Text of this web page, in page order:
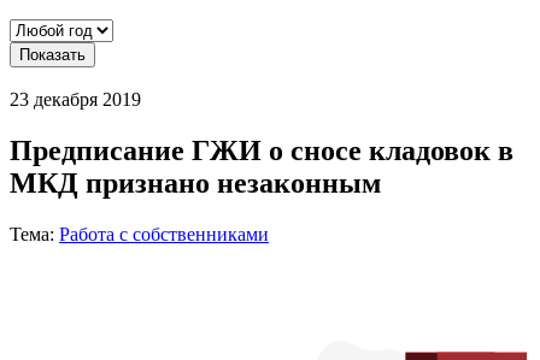
Показать
23 декабря 2019
Предписание ГЖИ о сносе кладовок в
МКД признано незаконным
Тема: Работа с собственниками